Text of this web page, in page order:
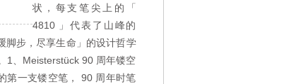
状，每支笔尖上的「
4810 」代表了山峰的
脚步，尽享生命」的设计哲学
1、Meisterstück 90 周年镂空
第一支镂空笔， 90 周年时笔